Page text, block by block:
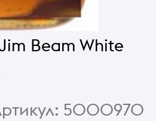
Beam White
5000970